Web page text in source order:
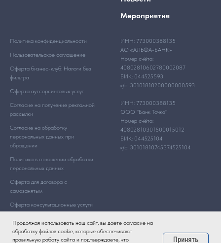
Продолжая использовать наш сайт, вы даете согласие на
обработку файлов cookie, которые обеспечивают
правильную работу сайта и подтверждаете, что
Принять
Мероприятия
Политика конфиденциальности
Пользовательское соглашение
Оферта бизнес-клуб: Налоги без
фильтра
Оферта аутсорсинговых услуг
Согласие на получение рекламной
рассылки
Согласие на обработку
персональных данных при
обращении
Политика в отношении обработки
персональных данных
Оферта для договора с
самозанятым
Оферта консультационные услуги
ИНН: 773000388135
АО «АЛЬФА-БАНК»
Номер счёта:
40802810602780002087
БИК: 044525593
к/с: 30101810200000000593
ИНН: 773000388135
ООО "Банк Точка"
Номер счёта:
40802810301500015012
БИК: 044525104
к/с: 30101810745374525104